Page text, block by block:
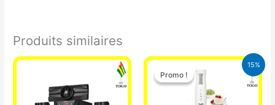
Produits similaires
15%
Promo !
Promo !
Le
prix
initial
était :
12.900 CFA.
Le